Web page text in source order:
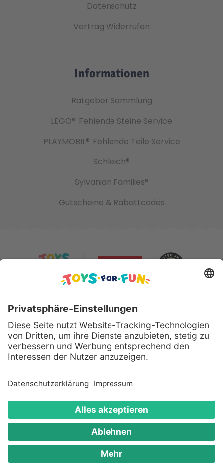
Datenschutz
Vertrag Widerrufen
Informationen
Ratgeber Sammlung
LEGO® Fehlende Steine Service
PLAYMOBIL® Fehlende Teile Service
Schleich®
Sylvanian Families®
Gutscheine & Rabattcodes
Sicher bezahlen mit:
Alle genannten Produkte und Logos sind eingetragene
Warenzeichen der jeweiligen Hersteller.
Copyright © 2008 - 2026 Toys for Fun GmbH - Alle
Rechte vorbehalten